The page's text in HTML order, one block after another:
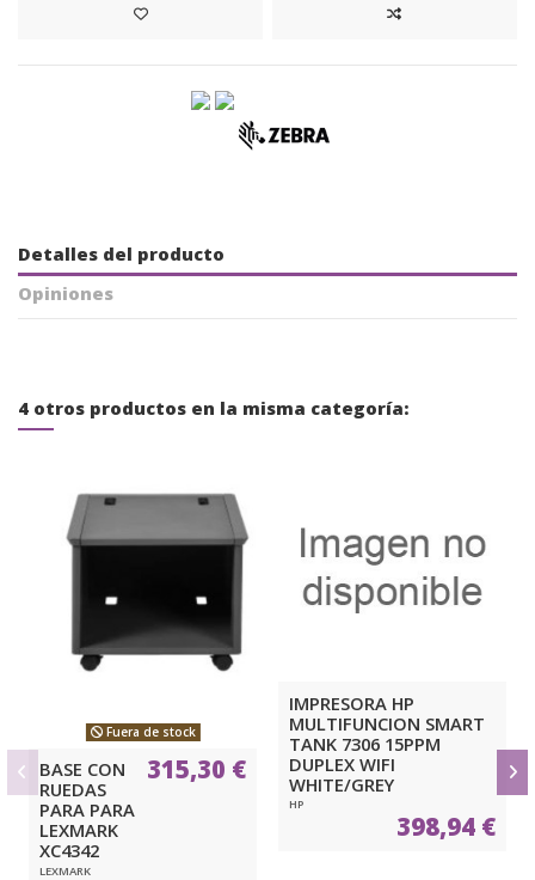
Detalles del producto
Opiniones
4 otros productos en la misma categoría:
Fuera de stock
BASE CON
RUEDAS
PARA PARA
LEXMARK
XC4342
LEXMARK
315,30 €
IMPRESORA HP
MULTIFUNCION SMART
TANK 7306 15PPM
DUPLEX WIFI
WHITE/GREY
HP
398,94 €